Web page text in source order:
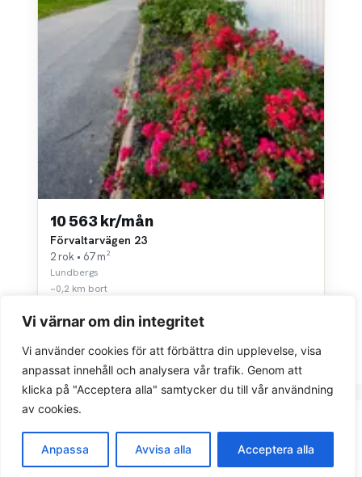
Vi värnar om din integritet
Vi använder cookies för att förbättra din upplevelse, visa
anpassat innehåll och analysera vår trafik. Genom att
klicka på "Acceptera alla" samtycker du till vår användning
av cookies.
Anpassa Avvisa alla Acceptera alla
10 563 kr/mån
Förvaltarvägen 23
2 rok • 67 m²
Lundbergs
~0,2 km bort
Integritetspolicy
© 2026 Sök bostad.